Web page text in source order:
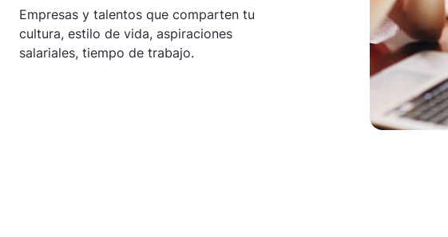
Empresas y talentos que comparten tu
cultura, estilo de vida, aspiraciones
salariales, tiempo de trabajo.